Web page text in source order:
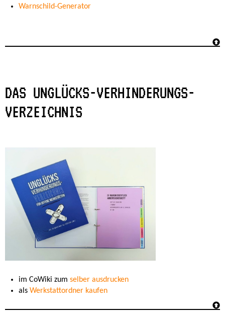
Warnschild-Generator
DAS UNGLÜCKS-VERHINDERUNGS-
VERZEICHNIS
im CoWiki zum selber ausdrucken
als Werkstattordner kaufen